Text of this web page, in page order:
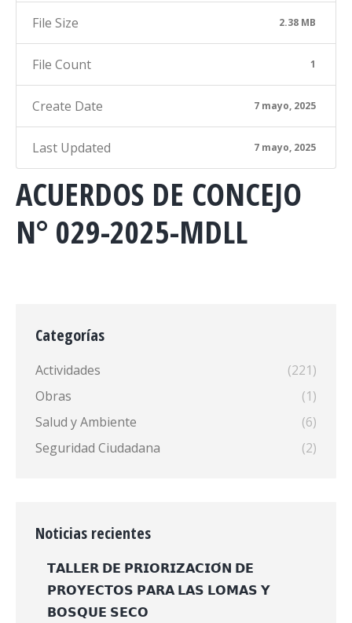
File Size 2.38 MB
File Count 1
Create Date 7 mayo, 2025
Last Updated 7 mayo, 2025
ACUERDOS DE CONCEJO
N° 029-2025-MDLL
Categorías
Actividades
(221)
Obras
(1)
Salud y Ambiente
(6)
Seguridad Ciudadana
(2)
Noticias recientes
𝗧𝗔𝗟𝗟𝗘𝗥 𝗗𝗘 𝗣𝗥𝗜𝗢𝗥𝗜𝗭𝗔𝗖𝗜𝗢́𝗡 𝗗𝗘
𝗣𝗥𝗢𝗬𝗘𝗖𝗧𝗢𝗦 𝗣𝗔𝗥𝗔 𝗟𝗔𝗦 𝗟𝗢𝗠𝗔𝗦 𝗬
𝗕𝗢𝗦𝗤𝗨𝗘 𝗦𝗘𝗖𝗢